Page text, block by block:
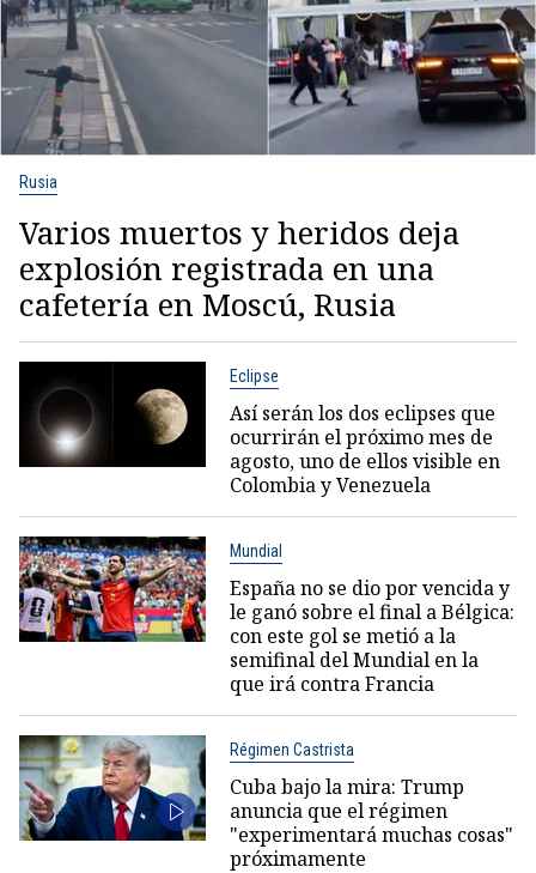
Rusia
Varios muertos y heridos deja
explosión registrada en una
cafetería en Moscú, Rusia
Eclipse
Así serán los dos eclipses que
ocurrirán el próximo mes de
agosto, uno de ellos visible en
Colombia y Venezuela
Mundial
España no se dio por vencida y
le ganó sobre el final a Bélgica:
con este gol se metió a la
semifinal del Mundial en la
que irá contra Francia
Régimen Castrista
Cuba bajo la mira: Trump
anuncia que el régimen
"experimentará muchas cosas"
próximamente